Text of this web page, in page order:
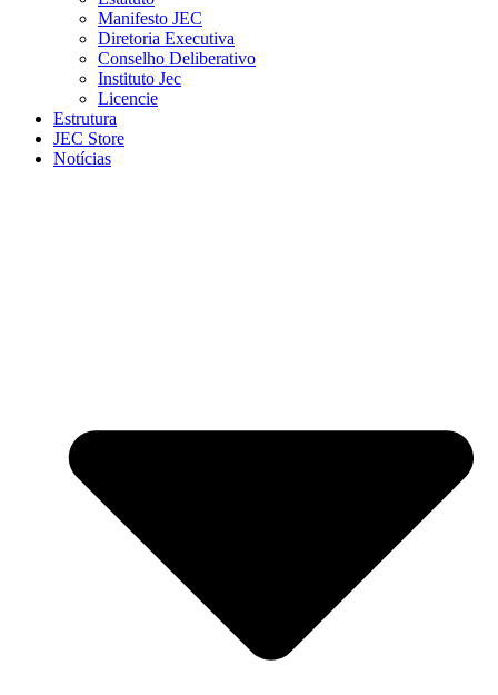
Manifesto JEC
Diretoria Executiva
Conselho Deliberativo
Instituto Jec
Licencie
Estrutura
JEC Store
Notícias